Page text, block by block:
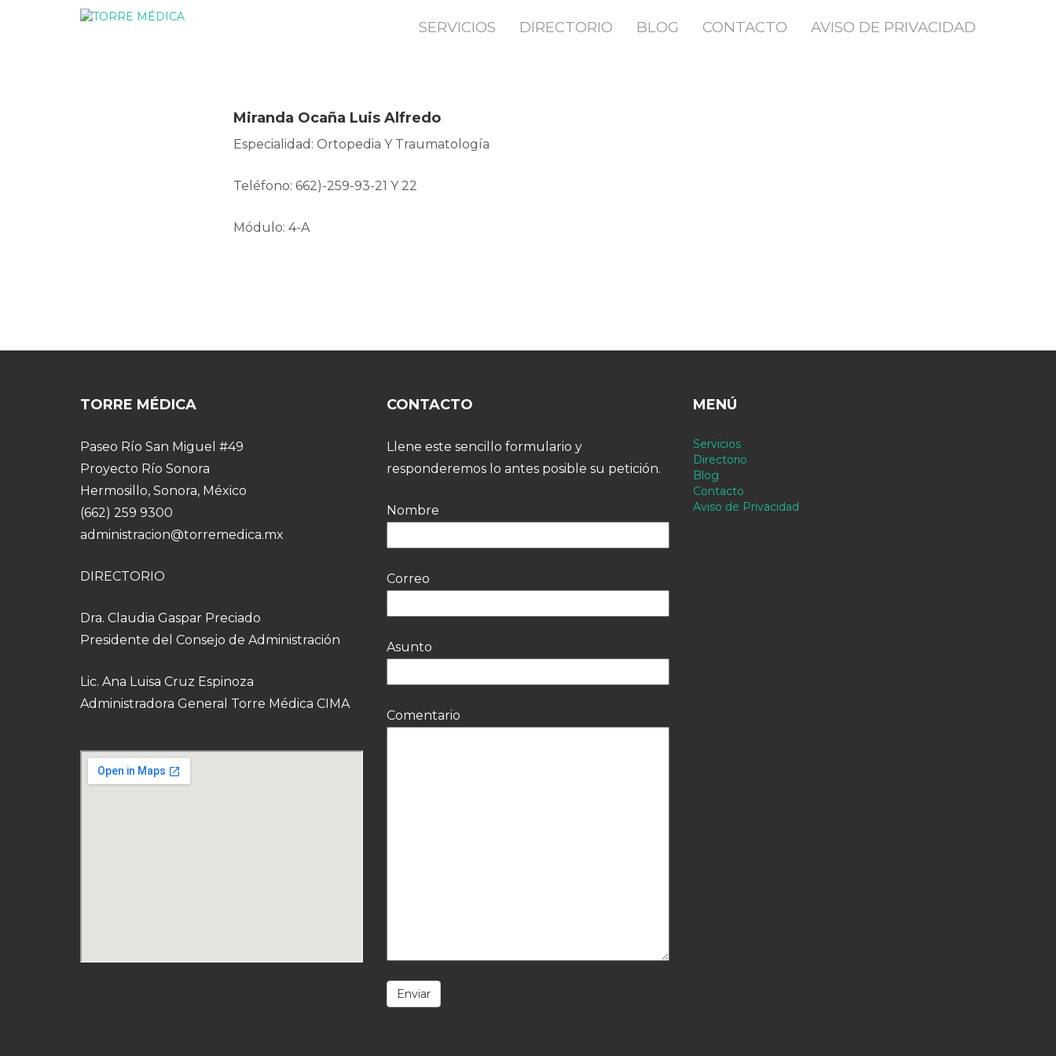
SERVICIOS DIRECTORIO BLOG CONTACTO AVISO DE PRIVACIDAD
Miranda Ocaña Luis Alfredo
Especialidad: Ortopedia Y Traumatología
Teléfono: 662)-259-93-21 Y 22
Módulo: 4-A
TORRE MÉDICA
Paseo Río San Miguel #49
Proyecto Río Sonora
Hermosillo, Sonora, México
(662) 259 9300
administracion@torremedica.mx
DIRECTORIO
Dra. Claudia Gaspar Preciado
Presidente del Consejo de Administración
Lic. Ana Luisa Cruz Espinoza
Administradora General Torre Médica CIMA
CONTACTO
Llene este sencillo formulario y
responderemos lo antes posible su petición.
Nombre
Correo
Asunto
Comentario
MENÚ
Servicios
Directorio
Blog
Contacto
Aviso de Privacidad